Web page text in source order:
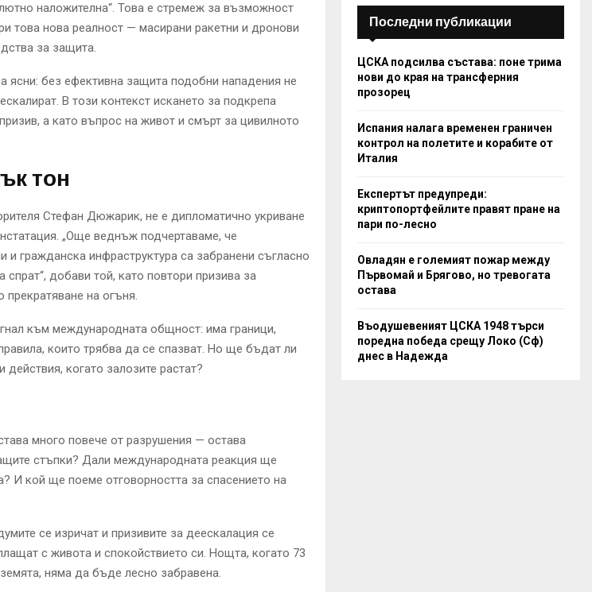
наложителна“. Това е стремеж за възможност
това нова реалност — масирани ракетни и дронови
за защита.
без ефективна защита подобни нападения не
В този контекст искането за подкрепа
а като въпрос на живот и смърт за цивилното
тон
Стефан Дюжарик, не е дипломатично укриване
„Още веднъж подчертаваме, че
гражданска инфраструктура са забранени съгласно
добави той, като повтори призива за
на огъня.
към международната общност: има граници,
които трябва да се спазват. Но ще бъдат ли
действия, когато залозите растат?
много повече от разрушения — остава
стъпки? Дали международната реакция ще
И кой ще поеме отговорността за спасението на
се изричат и призивите за деескалация се
с живота и спокойствието си. Нощта, когато 73
няма да бъде лесно забравена.
Последни публикации
ЦСКА подсилва състава: поне трима
нови до края на трансферния
прозорец
Испания налага временен граничен
контрол на полетите и корабите от
Италия
Експертът предупреди:
криптопортфейлите правят пране на
пари по-лесно
Овладян е големият пожар между
Първомай и Брягово, но тревогата
остава
Въодушевеният ЦСКА 1948 търси
поредна победа срещу Локо (Сф)
днес в Надежда